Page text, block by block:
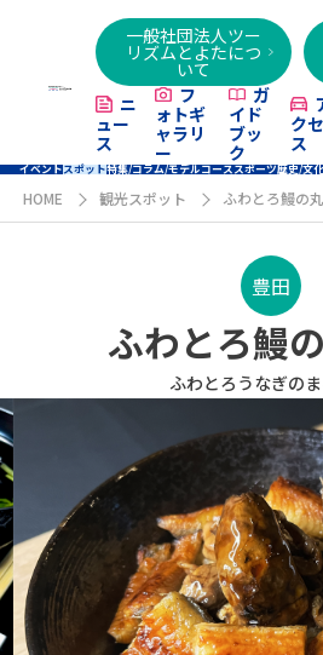
一般社団法人ツー
リズムとよたにつ
いて
ニ
ュー
ス
フ
ォトギ
ャラリ
ー
ガ
イド
ブッ
ク
クセ
ス
イベントスポット特集/コラム/モデルコーススポーツ歴史/文化
HOME 観光スポット ふわとろ鰻の
豊田
ふわとろ鰻
ふわとろうなぎの